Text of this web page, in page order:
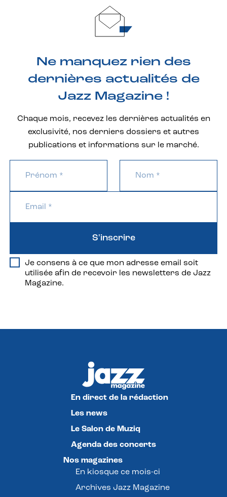
Ne manquez rien des
dernières actualités de
Jazz Magazine !
Chaque mois, recevez les dernières actualités en
exclusivité, nos derniers dossiers et autres
publications et informations sur le marché.
Je consens à ce que mon adresse email soit
utilisée afin de recevoir les newsletters de Jazz
Magazine.
S'inscrire
En direct de la rédaction
Les news
Le Salon de Muziq
Agenda des concerts
Nos magazines
En kiosque ce mois-ci
Archives Jazz Magazine